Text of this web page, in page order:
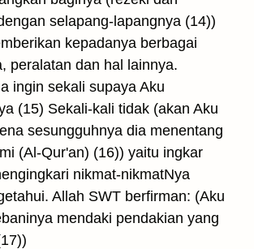
selapang-lapangnya (14))
kepadanya berbagai
peralatan dan hal lainnya.
ingin sekali supaya Aku
(15) Sekali-kali tidak (akan Aku
sesungguhnya dia menentang
(Al-Qur'an) (16)) yaitu ingkar
nikmat-nikmatNya
Allah SWT berfirman: (Aku
mendaki pendakian yang